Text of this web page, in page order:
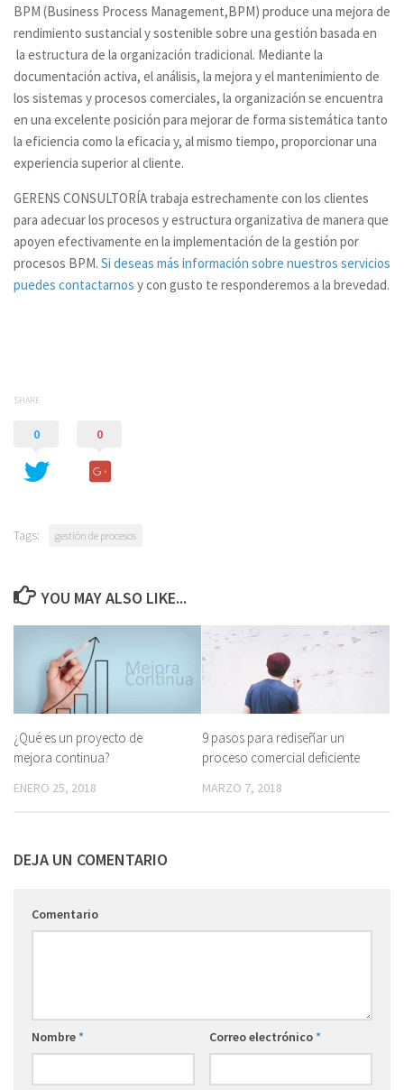
BPM (Business Process Management,BPM) produce una mejora de
rendimiento sustancial y sostenible sobre una gestión basada en
la estructura de la organización tradicional. Mediante la
documentación activa, el análisis, la mejora y el mantenimiento de
los sistemas y procesos comerciales, la organización se encuentra
en una excelente posición para mejorar de forma sistemática tanto
la eficiencia como la eficacia y, al mismo tiempo, proporcionar una
experiencia superior al cliente.
GERENS CONSULTORÍA trabaja estrechamente con los clientes
para adecuar los procesos y estructura organizativa de manera que
apoyen efectivamente en la implementación de la gestión por
procesos BPM. Si deseas más información sobre nuestros servicios
puedes contactarnos y con gusto te responderemos a la brevedad.
SHARE
0 0
Tags: gestión de procesos
YOU MAY ALSO LIKE...
¿Qué es un proyecto de
mejora continua?
ENERO 25, 2018
9 pasos para rediseñar un
proceso comercial deficiente
MARZO 7, 2018
DEJA UN COMENTARIO
Comentario
Nombre* Correo electrónico*